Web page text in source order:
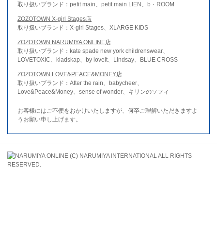
取り扱いブランド：petit main、petit main LIEN、b・ROOM
ZOZOTOWN X-girl Stages店
取り扱いブランド：X-girl Stages、XLARGE KIDS
ZOZOTOWN NARUMIYA ONLINE店
取り扱いブランド：kate spade new york childrenswear、
LOVETOXIC、kladskap、by loveit、Lindsay、BLUE CROSS
ZOZOTOWN LOVE&PEACE&MONEY店
取り扱いブランド：After the rain、babycheer、
Love&Peace&Money、sense of wonder、キリンのソフィ
お客様にはご不便をおかけいたしますが、何卒ご理解いただきますよ
うお願い申し上げます。